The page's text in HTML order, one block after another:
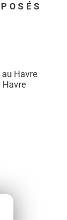
Havre
Havre